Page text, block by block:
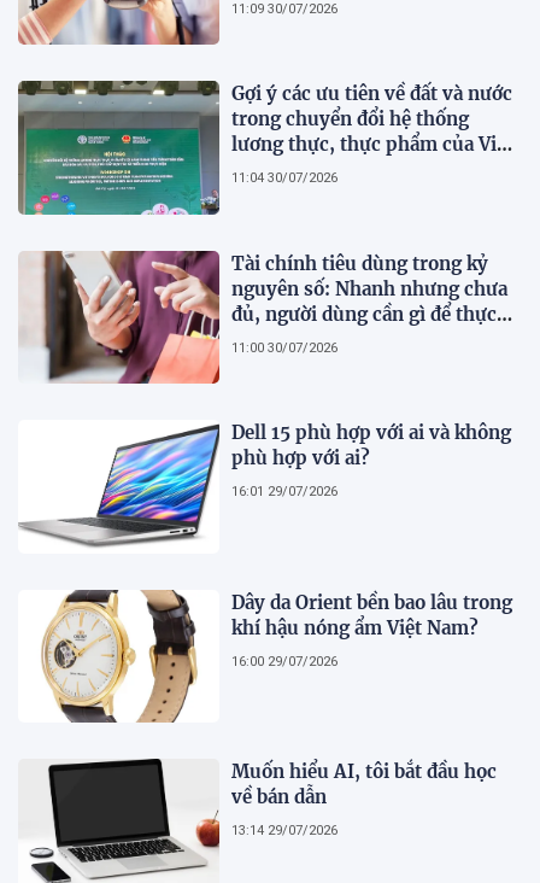
11:09 30/07/2026
Gợi ý các ưu tiên về đất và nước
trong chuyển đổi hệ thống
lương thực, thực phẩm của Việt
Nam theo FAO Roadmap
11:04 30/07/2026
Tài chính tiêu dùng trong kỷ
nguyên số: Nhanh nhưng chưa
đủ, người dùng cần gì để thực
sự an tâm?
11:00 30/07/2026
Dell 15 phù hợp với ai và không
phù hợp với ai?
16:01 29/07/2026
Dây da Orient bền bao lâu trong
khí hậu nóng ẩm Việt Nam?
16:00 29/07/2026
Muốn hiểu AI, tôi bắt đầu học
về bán dẫn
13:14 29/07/2026